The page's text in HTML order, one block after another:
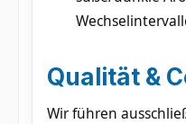
Qualität &
Wir führen